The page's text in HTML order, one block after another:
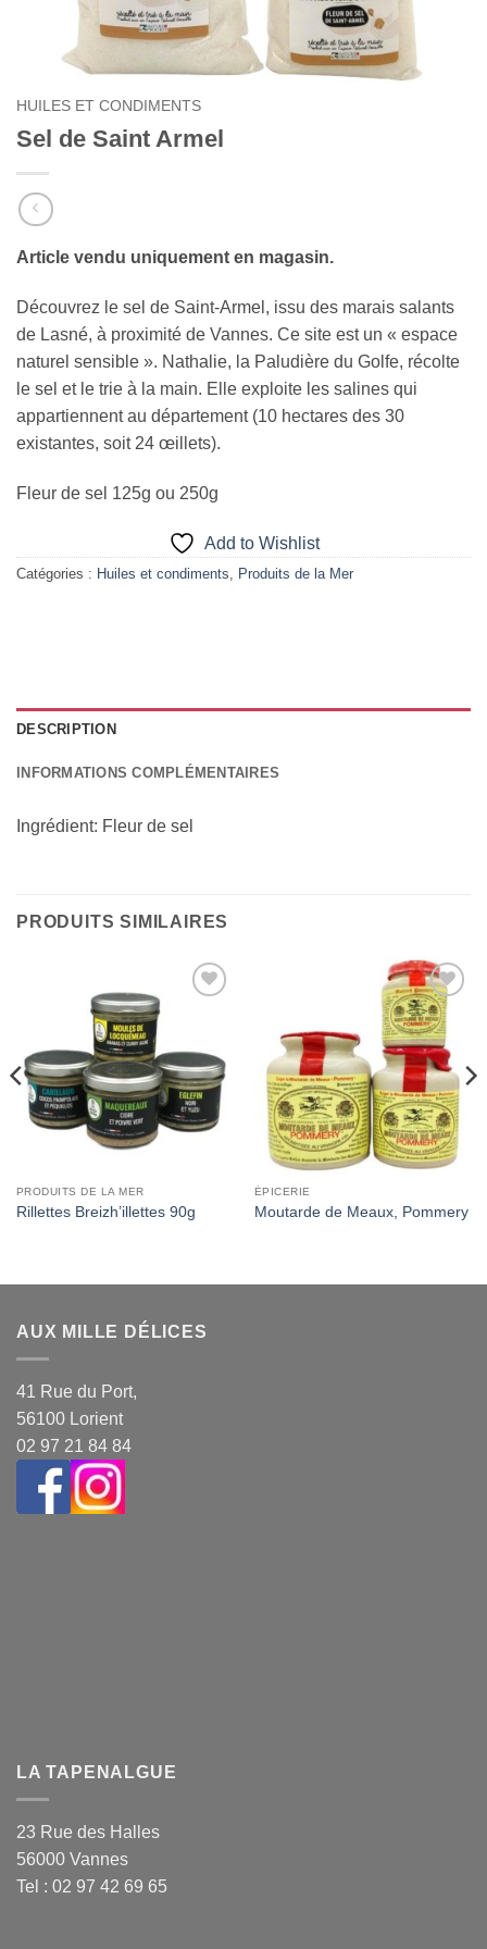
HUILES ET CONDIMENTS
Sel de Saint Armel
Article vendu uniquement en magasin.
Découvrez le sel de Saint-Armel, issu des marais salants
de Lasné, à proximité de Vannes. Ce site est un « espace
naturel sensible ». Nathalie, la Paludière du Golfe, récolte
le sel et le trie à la main. Elle exploite les salines qui
appartiennent au département (10 hectares des 30
existantes, soit 24 œillets).
Fleur de sel 125g ou 250g
Add to Wishlist
Catégories : Huiles et condiments Produits de la Mer
DESCRIPTION
INFORMATIONS COMPLÉMENTAIRES
Ingrédient: Fleur de sel
PRODUITS SIMILAIRES
PRODUITS DE LA MER
Rillettes Breizh’illettes 90g
Add to
Wishlist
ÉPICERIE
Moutarde de Meaux, Pommery
AUX MILLE DÉLICES
41 Rue du Port,
56100 Lorient
02 97 21 84 84
LA TAPENALGUE
23 Rue des Halles
56000 Vannes
Tel : 02 97 42 69 65